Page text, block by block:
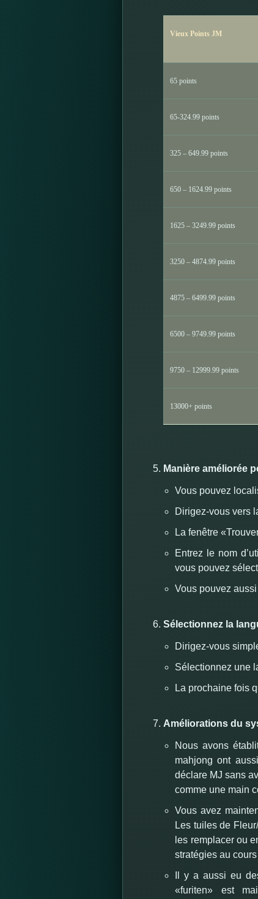
Vieux Points JM
65 points
65-324.99 points
325 – 649.99 points
650 – 1624.99 points
1625 – 3249.99 points
3250 – 4874.99 points
4875 – 6499.99 points
6500 – 9749.99 points
9750 – 12999.99 points
13000+ points
Manière améliorée
Vous pouvez
Dirigez-vous vers
La fenêtre
Entrez le nom
vous pouvez
Vous pouvez
Sélectionnez la
Dirigez-vous
Sélectionnez une
La prochaine fois
Améliorations du
Nous avons
mahjong ont
déclare MJ sans
comme une main
Vous avez
Les tuiles de
les remplacer ou
stratégies au
Il y a aussi eu
«furiten» est